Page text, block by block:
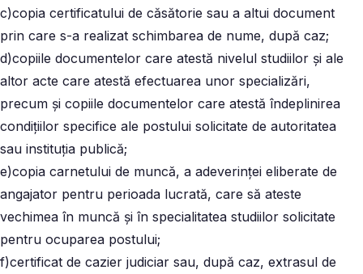
c)copia certificatului de căsătorie sau a altui document
prin care s-a realizat schimbarea de nume, după caz;
d)copiile documentelor care atestă nivelul studiilor şi ale
altor acte care atestă efectuarea unor specializări,
precum şi copiile documentelor care atestă îndeplinirea
condiţiilor specifice ale postului solicitate de autoritatea
sau instituţia publică;
e)copia carnetului de muncă, a adeverinţei eliberate de
angajator pentru perioada lucrată, care să ateste
vechimea în muncă şi în specialitatea studiilor solicitate
pentru ocuparea postului;
f)certificat de cazier judiciar sau, după caz, extrasul de